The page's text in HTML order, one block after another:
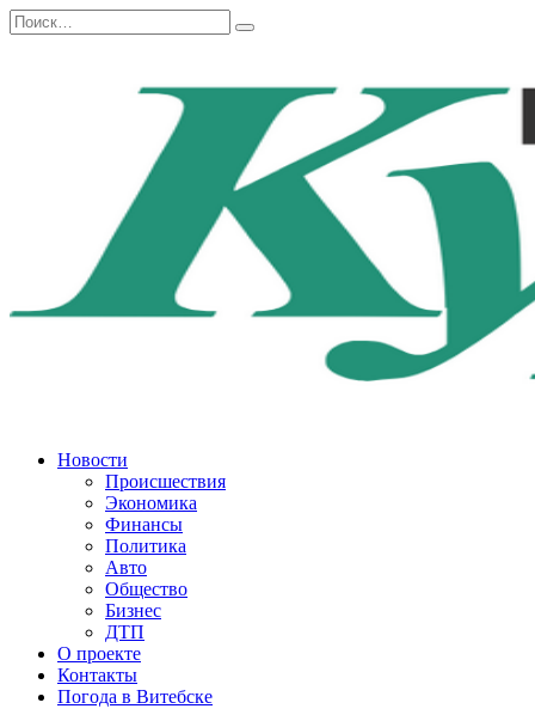
Перейти
к
Search
for:
Новости
Происшествия
Экономика
Финансы
Политика
Авто
Общество
Бизнес
ДТП
О проекте
Контакты
Погода в Витебске